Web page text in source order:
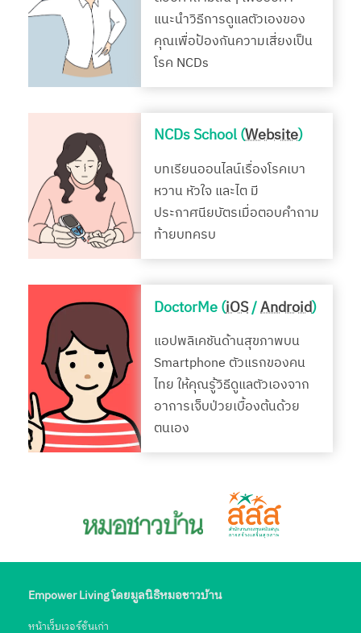
แนะนำวิธีการดูแลตัวเองของ
คุณเพื่อป้องกันความเสี่ยงเป็น
โรค NCDs
NCDs School (Website)
บทเรียนออนไลน์เรื่องโรคเบา
หวาน หัวใจ และไต มี
ประกาศนียบัตรเมื่อตอบคำถาม
ท้ายบทครบ
DoctorMe (iOS/Android)
แอปพลิเคชันด้านสุขภาพบน
Smartphone ตัวแรกของคน
ไทย ให้คุณรู้วิธีดูแลตัวเองจาก
อาการเจ็บป่วยเบื้องต้นด้วย
ตนเอง
Empower Living โดยมูลนิธิหมอชาวบ้าน
หน้าเว็บเวอร์ชั่นเก่า